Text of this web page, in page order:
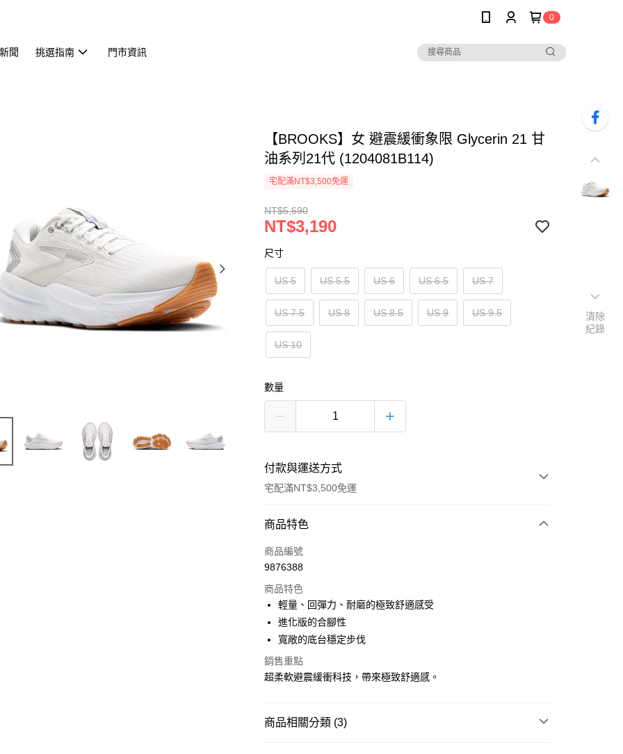
0
聞 挑選指南 門市資訊
【BROOKS】女 避震緩衝象限 Glycerin 21 甘
油系列21代 (1204081B114)
宅配滿NT$3,500免運
NT$5,690
NT$3,190
尺寸
US 5 US 5.5 US 6 US 6.5 US 7
US 7.5 US 8 US 8.5 US 9 US 9.5
US 10
數量
付款與運送方式
宅配滿NT$3,500免運
付款方式
信用卡一次付款
運送方式
宅配
每筆NT$100，滿NT$3,500(含以上)免運費
商品特色
商品編號
9876388
商品特色
輕量、回彈力、耐磨的極致舒適感受
進化版的合腳性
寬敞的底台穩定步伐
銷售重點
超柔軟避震緩衝科技，帶來極致舒適感。
商品相關分類 (3)
清除
紀錄